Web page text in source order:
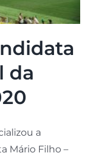
da
a
Mário Filho –